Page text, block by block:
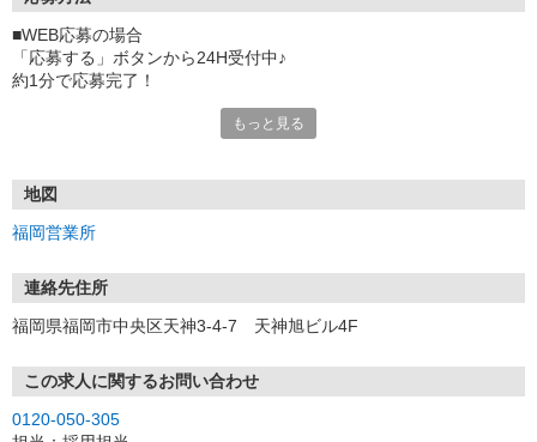
■WEB応募の場合
「応募する」ボタンから24H受付中♪
約1分で応募完了！
①応募から3営業日を目安に、メールorお電話でご連絡します。
★スマホでWEB面接（LINEなど）・出張面接・事務所面接と選べま
す
③面接実施（履歴書不要）
※ご希望があれば、職場見学の調整もOKです！
お気軽にご応募ください♪
もっと見る
地図
福岡営業所
連絡先住所
福岡県福岡市中央区天神3-4-7 天神旭ビル4F
この求人に関するお問い合わせ
0120-050-305